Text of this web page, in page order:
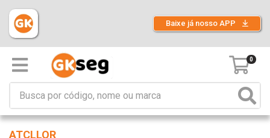
Baixe já nosso APP
0
ATCLLOR